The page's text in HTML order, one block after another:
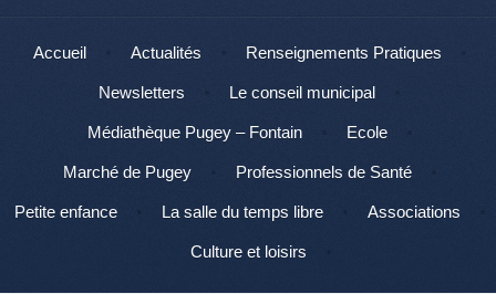
Menu
Aller au contenu
Accueil Actualités Renseignements Pratiques
Newsletters Le conseil municipal
Médiathèque Pugey – Fontain Ecole
Marché de Pugey Professionnels de Santé
Petite enfance La salle du temps libre Associations
Culture et loisirs